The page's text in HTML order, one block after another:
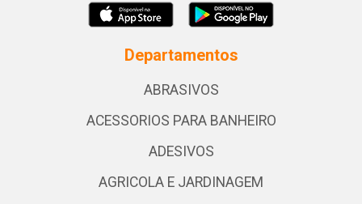
Departamentos
ABRASIVOS
ACESSORIOS PARA BANHEIRO
ADESIVOS
AGRICOLA E JARDINAGEM